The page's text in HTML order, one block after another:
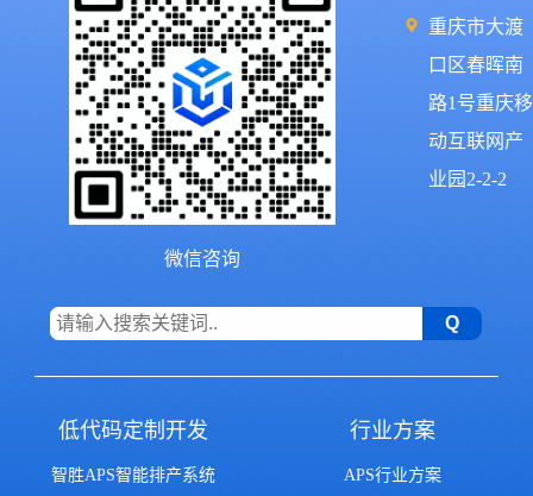
微信咨询
重庆市大渡
口区春晖南
路1号重庆移
动互联网产
业园2-2-2
低代码定制开发
智胜APS智能排产系统
行业方案
APS行业方案